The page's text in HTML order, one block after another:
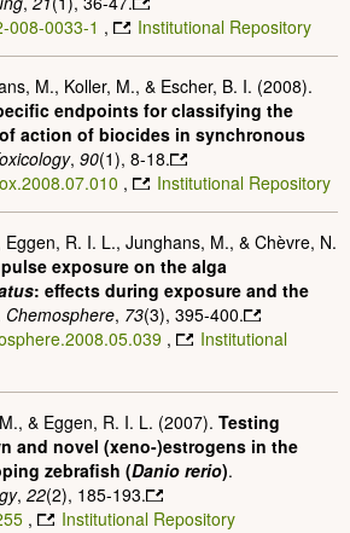
008-0033-1 , Institutional Repository
M., Koller, M., & Escher, B. I. (2008).
endpoints for classifying the
action of biocides in synchronous
, 90(1), 8-18.
, Institutional Repository
R. I. L., Junghans, M., & Chèvre, N.
exposure on the alga
: effects during exposure and the
Chemosphere, 73(3), 395-400.
,
Institutional
& Eggen, R. I. L. (2007). Testing
and novel (xeno-)estrogens in the
zebrafish (Danio rerio).
, 22(2), 185-193.
, Institutional Repository